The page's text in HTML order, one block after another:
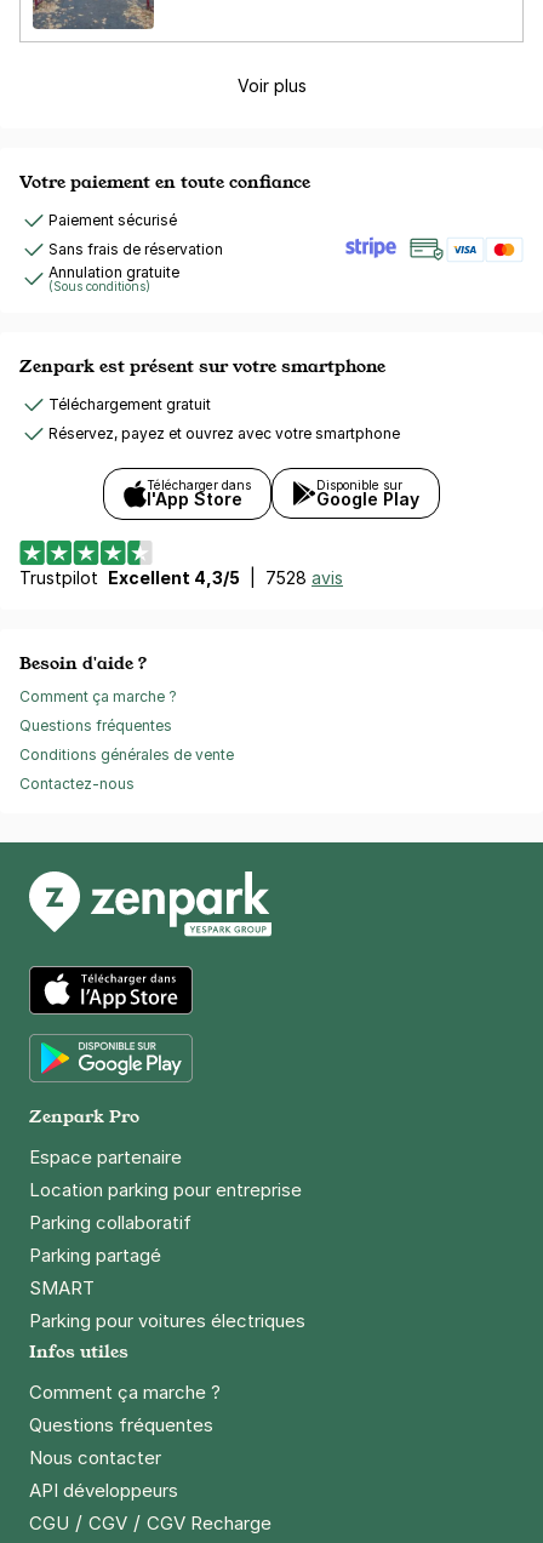
Voir plus
Votre paiement en toute confiance
Paiement sécurisé
Sans frais de réservation
Annulation gratuite
(Sous conditions)
Zenpark est présent sur votre smartphone
Téléchargement gratuit
Réservez, payez et ouvrez avec votre smartphone
Télécharger dans
l'App Store
Disponible sur
Google Play
Trustpilot Excellent 4,3/5 7528 avis
Besoin d'aide ?
Comment ça marche ?
Questions fréquentes
Conditions générales de vente
Contactez-nous
App Store
Zenpark Pro
Espace partenaire
Location parking pour entreprise
Parking collaboratif
Parking partagé
SMART
Parking pour voitures électriques
Infos utiles
Comment ça marche ?
Questions fréquentes
Nous contacter
API développeurs
CGU / CGV / CGV Recharge